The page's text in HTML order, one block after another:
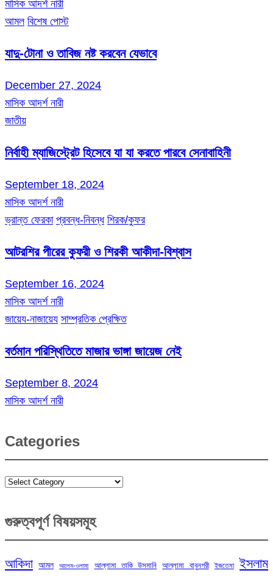
মাসিক আদর্শ নারী
আমল বিশেষ পোস্ট
যাদু-টোনা ও তাবিজ নষ্ট করবেন যেভাবে
December 27, 2024
মাসিক আদর্শ নারী
জাতীয়
নির্বাহী ম্যাজিস্ট্রেট হিসেবে যা যা করতে পারবে সেনাবাহিনী
September 18, 2024
মাসিক আদর্শ নারী
ভ্রান্ত ফেরকা প্রবন্ধ-নিবন্ধ শিরক/কুফর
আটরশির পীরের কুফরী ও শিরকী আকীদা-বিশ্বাস
September 16, 2024
মাসিক আদর্শ নারী
জায়েয-নাজায়েয সাম্প্রতিক প্রেক্ষিত
বর্তমান পরিস্থিতিতে মাজার ভাঙ্গা জায়েজ নেই
September 8, 2024
মাসিক আদর্শ নারী
Categories
Categories
গুরুত্বপূর্ণ বিষয়সমূহ
আকিদা আমল আলেম-ওলামা আল্লামা তাকি উসমানি আল্লামা বাবুনগরী ইজতেমা ইসলাম